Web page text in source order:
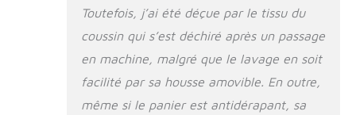
amovible et lavable
en machine à basse
température, 30°
CHOISISSEZ LA
BONNE TAILLE :
pour choisir le bon
modèle, mesurez le
Toutefois, j’ai été déçue par le tissu du
coussin qui s’est déchiré après un passage
en machine, malgré que le lavage en soit
facilité par sa housse amovible. En outre,
même si le panier est antidérapant, sa